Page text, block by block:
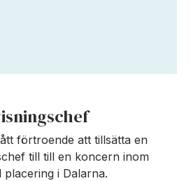
förtroende att tillsätta en
till till en koncern inom
i Dalarna.